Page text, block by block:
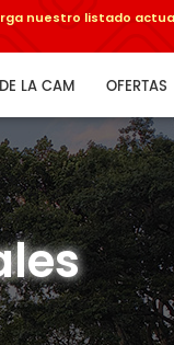
nuestro listado
LA CAM OFERTAS